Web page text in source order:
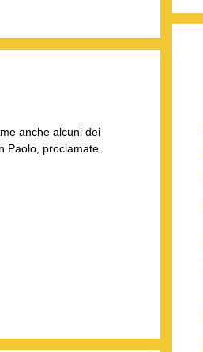
anche alcuni dei
Paolo, proclamate